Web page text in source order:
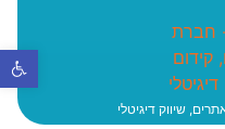
פתח
שיווק דיגיטלי